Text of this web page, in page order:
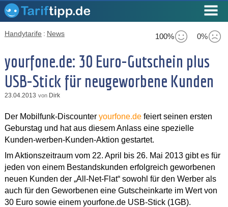
100% 0%
Handytarife : News
yourfone.de: 30 Euro-Gutschein plus
USB-Stick für neugeworbene Kunden
23.04.2013 von Dirk
Der Mobilfunk-Discounter yourfone.defeiert seinen ersten
Geburstag und hat aus diesem Anlass eine spezielle
Kunden-werben-Kunden-Aktion gestartet.
Im Aktionszeitraum vom 22. April bis 26. Mai 2013 gibt es für
jeden von einem Bestandskunden erfolgreich geworbenen
neuen Kunden der „All-Net-Flat“ sowohl für den Werber als
auch für den Geworbenen eine Gutscheinkarte im Wert von
30 Euro sowie einem yourfone.de USB-Stick (1GB).